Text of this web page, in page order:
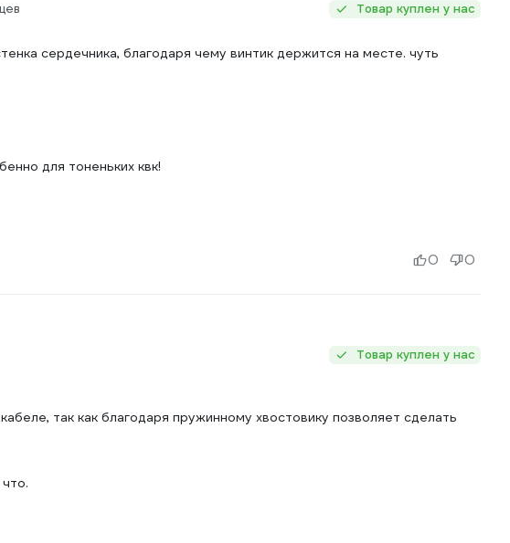
Товар куплен у нас
сердечника, благодаря чему винтик держится на месте. чуть
для тоненьких квк!
0 0
Товар куплен у нас
так как благодаря пружинному хвостовику позволяет сделать